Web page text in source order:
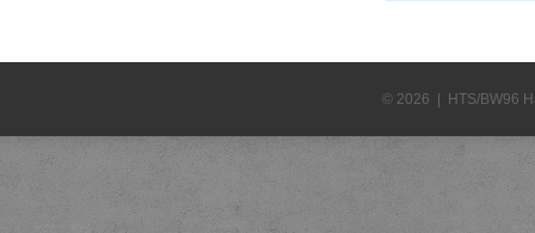
© 2026 | HTS/BW96